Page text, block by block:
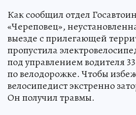
Как сообщил отдел
«Череповец»,
выезде с прилегающей
пропустила
под управлением водителя
по велодорожке. Чтобы
велосипедист экстренно
Он получил травмы.